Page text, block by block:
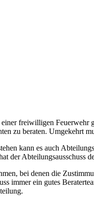
freiwilligen Feuerwehr
zu beraten. Umgekehrt
kann es auch
der Abteilungsausschuss
bei denen die
immer ein gutes